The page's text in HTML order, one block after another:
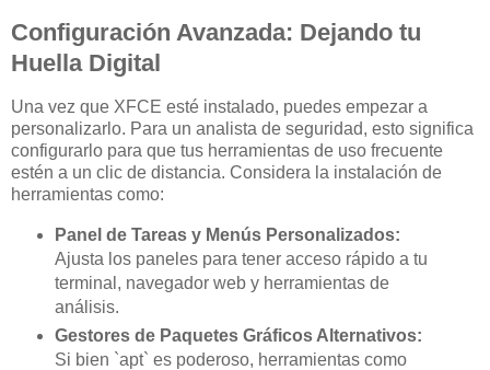
Configuración Avanzada: Dejando tu
Huella Digital
Una vez que XFCE esté instalado, puedes empezar a
personalizarlo. Para un analista de seguridad, esto significa
configurarlo para que tus herramientas de uso frecuente
estén a un clic de distancia. Considera la instalación de
herramientas como:
Panel de Tareas y Menús Personalizados:
Ajusta los paneles para tener acceso rápido a tu
terminal, navegador web y herramientas de
análisis.
Gestores de Paquetes Gráficos Alternativos:
Si bien `apt` es poderoso, herramientas como